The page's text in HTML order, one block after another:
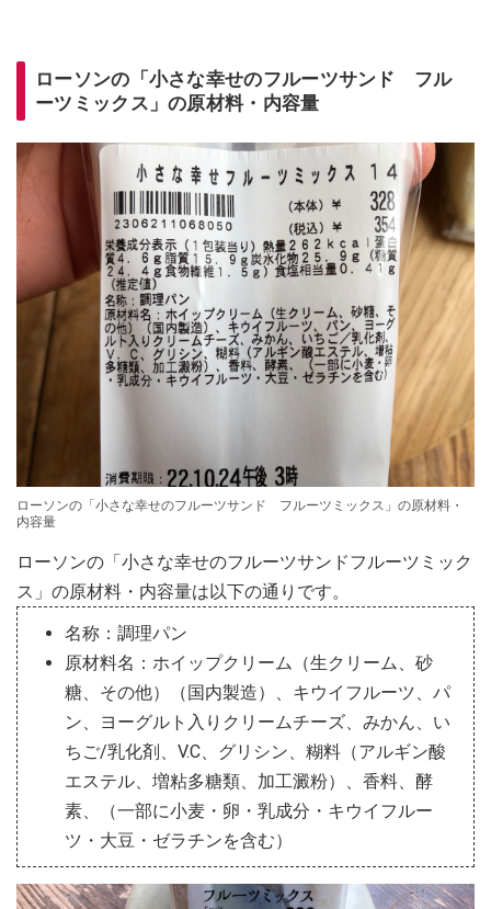
ローソンの「小さな幸せのフルーツサンド フル
ーツミックス」の原材料・内容量
ローソンの「小さな幸せのフルーツサンド フルーツミックス」の原材料・
内容量
ローソンの「小さな幸せのフルーツサンドフルーツミック
ス」の原材料・内容量は以下の通りです。
名称：調理パン
原材料名：ホイップクリーム（生クリーム、砂
糖、その他）（国内製造）、キウイフルーツ、パ
ン、ヨーグルト入りクリームチーズ、みかん、い
ちご/乳化剤、V.C、グリシン、糊料（アルギン酸
エステル、増粘多糖類、加工澱粉）、香料、酵
素、（一部に小麦・卵・乳成分・キウイフルー
ツ・大豆・ゼラチンを含む）